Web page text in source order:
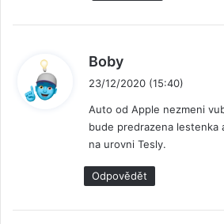
Boby
s
a
l
:
23/12/2020 (15:40)
Auto od Apple nezmeni
bude predrazena lestenka
na urovni Tesly.
Odpovědět